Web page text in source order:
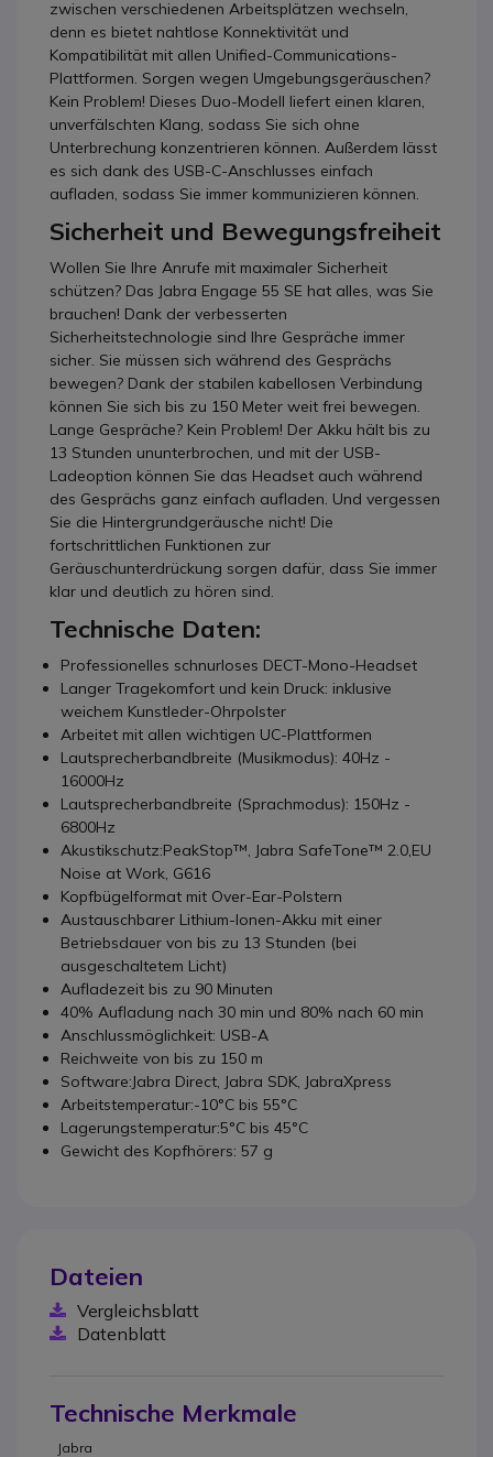
zwischen verschiedenen Arbeitsplätzen wechseln,
denn es bietet nahtlose Konnektivität und
Kompatibilität mit allen Unified-Communications-
Plattformen. Sorgen wegen Umgebungsgeräuschen?
Kein Problem! Dieses Duo-Modell liefert einen klaren,
unverfälschten Klang, sodass Sie sich ohne
Unterbrechung konzentrieren können. Außerdem lässt
es sich dank des USB-C-Anschlusses einfach
aufladen, sodass Sie immer kommunizieren können.
Sicherheit und Bewegungsfreiheit
Wollen Sie Ihre Anrufe mit maximaler Sicherheit
schützen? Das Jabra Engage 55 SE hat alles, was Sie
brauchen! Dank der verbesserten
Sicherheitstechnologie sind Ihre Gespräche immer
sicher. Sie müssen sich während des Gesprächs
bewegen? Dank der stabilen kabellosen Verbindung
können Sie sich bis zu 150 Meter weit frei bewegen.
Lange Gespräche? Kein Problem! Der Akku hält bis zu
13 Stunden ununterbrochen, und mit der USB-
Ladeoption können Sie das Headset auch während
des Gesprächs ganz einfach aufladen. Und vergessen
Sie die Hintergrundgeräusche nicht! Die
fortschrittlichen Funktionen zur
Geräuschunterdrückung sorgen dafür, dass Sie immer
klar und deutlich zu hören sind.
Technische Daten:
Professionelles schnurloses DECT-Mono-Headset
Langer Tragekomfort und kein Druck: inklusive
weichem Kunstleder-Ohrpolster
Arbeitet mit allen wichtigen UC-Plattformen
Lautsprecherbandbreite (Musikmodus): 40Hz -
16000Hz
Lautsprecherbandbreite (Sprachmodus): 150Hz -
6800Hz
Akustikschutz:PeakStop™, Jabra SafeTone™ 2.0,EU
Noise at Work, G616
Kopfbügelformat mit Over-Ear-Polstern
Austauschbarer Lithium-Ionen-Akku mit einer
Betriebsdauer von bis zu 13 Stunden (bei
ausgeschaltetem Licht)
Aufladezeit bis zu 90 Minuten
40% Aufladung nach 30 min und 80% nach 60 min
Anschlussmöglichkeit: USB-A
Reichweite von bis zu 150 m
Software:Jabra Direct, Jabra SDK, JabraXpress
Arbeitstemperatur:-10°C bis 55°C
Lagerungstemperatur:5°C bis 45°C
Gewicht des Kopfhörers: 57 g
Dateien
Vergleichsblatt
Datenblatt
Technische Merkmale
Jabra